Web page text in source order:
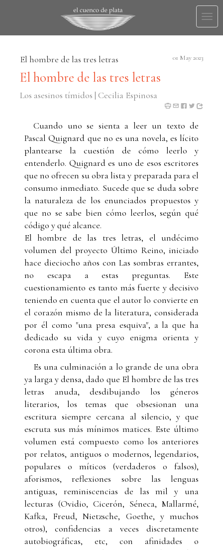
El hombre de las tres letras 01 May 2023
El hombre de las tres letras
Los asesinos tímidos | Cecilia Espinosa
Cuando uno se sienta a leer un texto de
Pascal Quignard que no es una novela, es lícito
plantearse la cuestión de cómo leerlo y
entenderlo. Quignard es uno de esos escritores
que no ofrecen su obra lista y preparada para el
consumo inmediato. Sucede que se duda sobre
la naturaleza de los enunciados propuestos y
que no se sabe bien cómo leerlos, según qué
código y qué alcance.
El hombre de las tres letras, el undécimo
volumen del proyecto Último Reino, iniciado
hace dieciocho años con Las sombras errantes,
no escapa a estas preguntas. Este
cuestionamiento es tanto más fuerte y decisivo
teniendo en cuenta que el autor lo convierte en
el corazón mismo de la literatura, considerada
por él como "una presa esquiva", a la que ha
dedicado su vida y cuyo enigma orienta y
corona esta última obra.
Es una culminación a lo grande de una obra
ya larga y densa, dado que El hombre de las tres
letras anuda, desdibujando los géneros
literarios, los temas que obsesionan una
escritura siempre cercana al silencio, y que
escruta sus más mínimos matices. Este último
volumen está compuesto como los anteriores
por relatos, antiguos o modernos, legendarios,
populares o míticos (verdaderos o falsos),
aforismos, reflexiones sobre las lenguas
antiguas, reminiscencias de las mil y una
lecturas (Ovidio, Cicerón, Séneca, Mallarmé,
Kafka, Freud, Nietzsche, Goethe, y muchos
otros), confidencias a veces discretamente
autobiográficas, etc, con afinidades o